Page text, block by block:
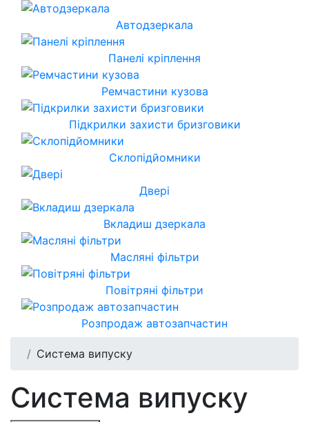
Автодзеркала
Панелі кріплення
Ремчастини кузова
Підкрилки захисти бризговики
Склопідйомники
Двері
Вкладиш дзеркала
Масляні фільтри
Повітряні фільтри
Розпродаж автозапчастин
Система випуску
Система випуску